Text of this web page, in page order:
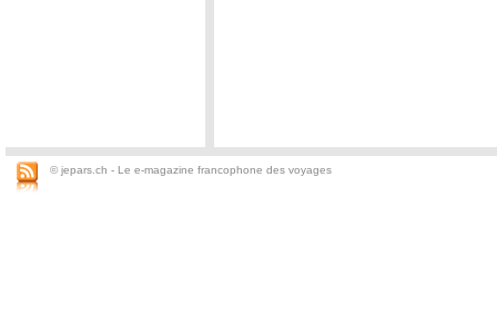
© jepars.ch - Le e-magazine francophone des voyages